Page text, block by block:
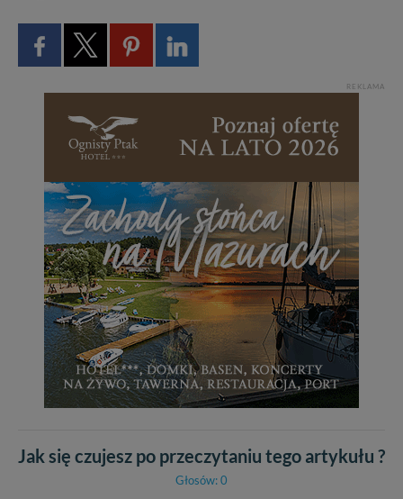
REKLAMA
Jak się czujesz po przeczytaniu tego artykułu ?
Głosów: 0